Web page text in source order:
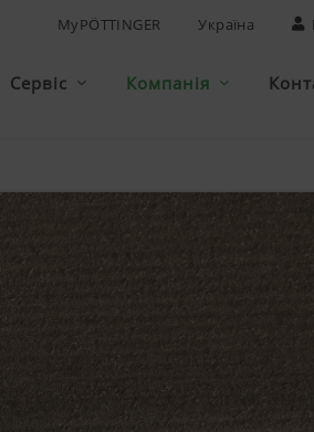
MyPÖTTINGER Україна
Сервіс Компанія